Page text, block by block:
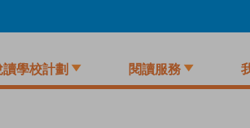
讀學校計劃 閱讀服務